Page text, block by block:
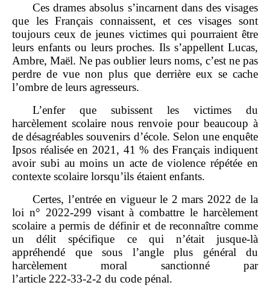
Ces drames absolus s’incarnent dans des visages
que les Français connaissent, et ces visages sont
toujours ceux de jeunes victimes qui pourraient être
leurs enfants ou leurs proches. Ils s’appellent Lucas,
Ambre, Maël. Ne pas oublier leurs noms, c’est ne pas
perdre de vue non plus que derrière eux se cache
l’ombre de leurs agresseurs.
L’enfer que subissent les victimes du
harcèlement scolaire nous renvoie pour beaucoup à
de désagréables souvenirs d’école. Selon une enquête
Ipsos réalisée en 2021, 41 % des Français indiquent
avoir subi au moins un acte de violence répétée en
contexte scolaire lorsqu’ils étaient enfants.
Certes, l’entrée en vigueur le 2 mars 2022 de la
loi n° 2022‑299 visant à combattre le harcèlement
scolaire a permis de définir et de reconnaître comme
un délit spécifique ce qui n’était jusque‑là
appréhendé que sous l’angle plus général du
harcèlement moral sanctionné par
l’article 222‑33‑2‑2 du code pénal.